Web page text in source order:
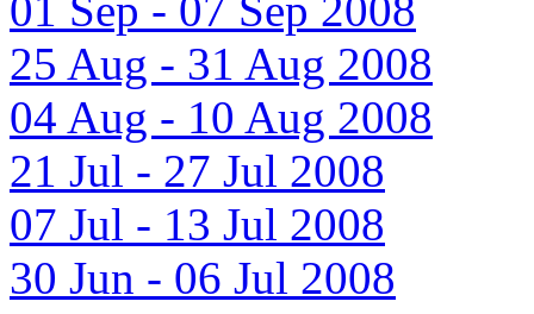
25 Aug - 31 Aug 2008
04 Aug - 10 Aug 2008
21 Jul - 27 Jul 2008
07 Jul - 13 Jul 2008
30 Jun - 06 Jul 2008